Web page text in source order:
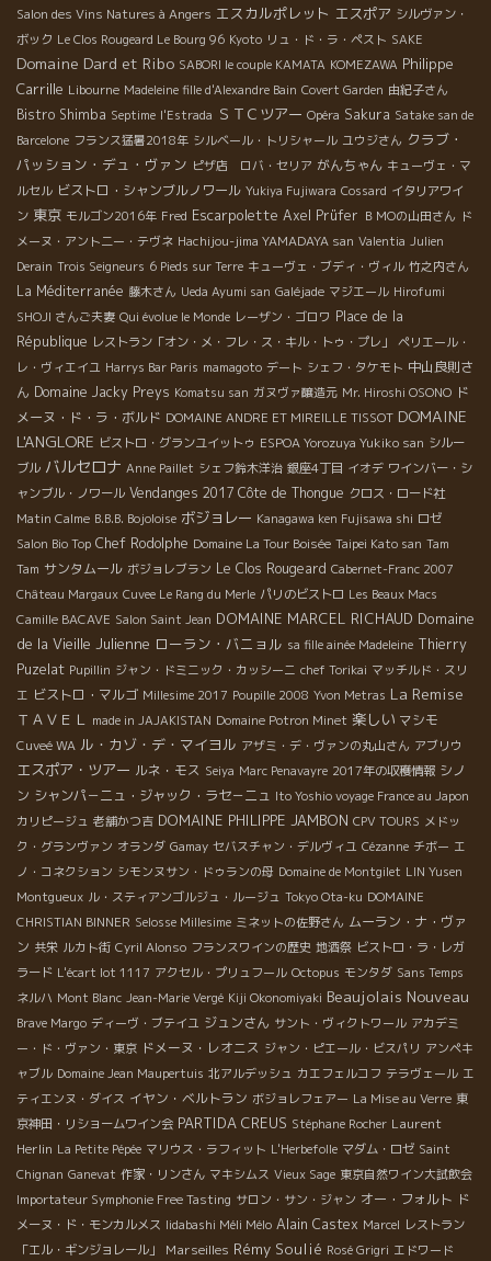
Salon des Vins Natures à Angers エスカルポレット エスポア シルヴァン・
ボック Le Clos Rougeard Le Bourg 96 Kyoto リュ・ド・ラ・ペスト SAKE
Domaine Dard et Ribo SABORI le couple KAMATA KOMEZAWA Philippe
Carrille Libourne Madeleine fille d'Alexandre Bain Covert Garden 由紀子さん
Bistro Shimba Septime l'Estrada ＳＴＣツアー Opéra Sakura Satake san de
Barcelone フランス猛暑2018年 シルベール・トリシャール ユウジさん クラブ・
パッション・デュ・ヴァン ピザ店 ロバ・セリア がんちゃん キューヴェ・マ
ルセル ビストロ・シャンブルノワール Yukiya Fujiwara Cossard イタリアワイ
ン 東京 モルゴン2016年 Fred Escarpolette Axel Prüfer ＢＭОの山田さん ド
メーヌ・アント二ー・テヴネ Hachijou-jima YAMADAYA san Valentia Julien
Derain Trois Seigneurs 6 Pieds sur Terre キューヴェ・ブディ・ヴィル 竹之内さん
La Méditerranée 藤木さん Ueda Ayumi san Galéjade マジエール Hirofumi
SHOJI さんご夫妻 Qui évolue le Monde レーザン・ゴロワ Place de la
République レストラン「オン・メ・フレ・ス・キル・トゥ・プレ」
ペリエール・
レ・ヴィエイユ Harrys Bar Paris mamagoto デート シェフ・タケモト 中山良則さ
ん Domaine Jacky Preys Komatsu san ガヌヴァ醸造元 Mr. Hiroshi OSONO ド
メーヌ・ド・ラ・ボルド DOMAINE ANDRE ET MIREILLE TISSOT DOMAINE
L'ANGLORE ビストロ・グランユイットゥ ESPOA Yorozuya Yukiko san シルー
ブル バルセロナ Anne Paillet シェフ鈴木洋治 銀座4丁目 イオデ ワインバー・シ
ャンブル・ノワール Vendanges 2017 Côte de Thongue クロス・ロード社
Matin Calme B.B.B. Bojoloise ボジョレー Kanagawa ken Fujisawa shi ロゼ
Salon Bio Top Chef Rodolphe Domaine La Tour Boisée Taipei Kato san Tam
Tam サンタムール ボジョレブラン Le Clos Rougeard Cabernet-Franc 2007
Château Margaux Cuvee Le Rang du Merle パリのビストロ Les Beaux Macs
Camille BACAVE Salon Saint Jean DOMAINE MARCEL RICHAUD Domaine
de la Vieille Julienne ローラン・バニョル sa fille ainée Madeleine Thierry
Puzelat Pupillin ジャン・ドミニック・カッシーニ chef Torikai マッチルド・スリ
エ ビストロ・マルゴ Millesime 2017 Poupille 2008 Yvon Metras La Remise
ＴＡＶＥＬ made in JAJAKISTAN Domaine Potron Minet 楽しい マシモ
Cuveé WA ル・カゾ・デ・マイヨル アザミ・デ・ヴァンの丸山さん アブリウ
エスポア・ツアー ルネ・モス Seiya Marc Penavayre 2017年の収穫情報 シノ
ン シャンパ－ニュ・ジャック・ラセ－ニュ Ito Yoshio voyage France au Japon
カリピージュ 老舗かつ吉 DOMAINE PHILIPPE JAMBON CPV TOURS メドッ
ク・グランヴァン オランダ Gamay セバスチャン・デルヴィユ Cézanne チボー エ
ノ・コネクション シモンヌサン・ドゥランの母 Domaine de Montgilet LIN Yusen
Montgueux ル・スティアンゴルジュ・ルージュ Tokyo Ota-ku DOMAINE
CHRISTIAN BINNER Selosse Millesime ミネットの佐野さん ムーラン・ナ・ヴァ
ン 共栄 ルカト街 Cyril Alonso フランスワインの歴史 地酒祭 ビストロ・ラ・レガ
ラード L'écart lot 1117 アクセル・プリュフール Octopus モンタダ Sans Temps
ネルハ Mont Blanc Jean-Marie Vergé Kiji Okonomiyaki Beaujolais Nouveau
Brave Margo ディーヴ・ブテイユ ジュンさん サント・ヴィクトワール アカデミ
ー・ド・ヴァン・東京 ドメーヌ・レオニス ジャン・ピエール・ビスパリ アンペキ
ャブル Domaine Jean Maupertuis 北アルデッシュ カエフェルコフ テラヴェール エ
ティエンヌ・ダイス イヤン・ベルトラン ボジョレフェアー La Mise au Verre 東
京神田・リショームワイン会 PARTIDA CREUS Stéphane Rocher Laurent
Herlin La Petite Pépée マリウス・ラフィット L'Herbefolle マダム・ロゼ Saint
Chignan Ganevat 作家・リンさん マキシムス Vieux Sage 東京自然ワイン大試飲会
Importateur Symphonie Free Tasting サロン・サン・ジャン オー・フォルト ド
メーヌ・ド・モンカルメス Iidabashi Méli Mélo Alain Castex Marcel レストラン
「エル・ギンジョレール」
Marseilles Rémy Soulié Rosé Grigri エドワード